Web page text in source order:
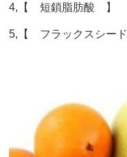
4,【 短鎖脂肪酸 】
5,【 フラックスシー